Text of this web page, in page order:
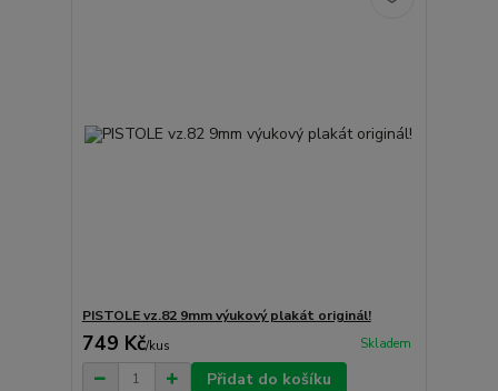
PISTOLE vz.82 9mm výukový plakát originál!
749 Kč/kus Skladem
Přidat do košíku